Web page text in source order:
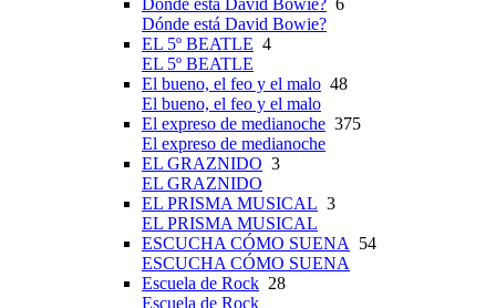
Dónde está David Bowie? 6
Dónde está David Bowie?
EL 5º BEATLE 4
EL 5º BEATLE
El bueno, el feo y el malo 48
El bueno, el feo y el malo
El expreso de medianoche 375
El expreso de medianoche
EL GRAZNIDO 3
EL GRAZNIDO
EL PRISMA MUSICAL 3
EL PRISMA MUSICAL
ESCUCHA CÓMO SUENA
54
ESCUCHA CÓMO SUENA
Escuela de Rock 28
Escuela de Rock